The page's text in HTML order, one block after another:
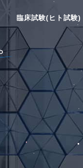
臨床試験(ヒト試験)